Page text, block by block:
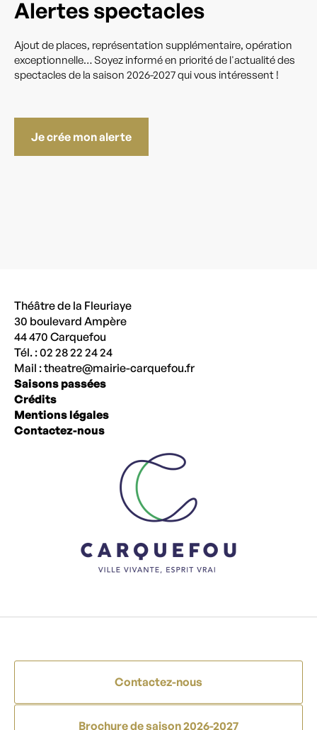
Alertes spectacles
Ajout de places, représentation supplémentaire, opération
exceptionnelle… Soyez informé en priorité de l'actualité des
spectacles de la saison 2026-2027 qui vous intéressent !
Je crée mon alerte
Théâtre de la Fleuriaye
30 boulevard Ampère
44 470 Carquefou
Tél. : 02 28 22 24 24
Mail :theatre@mairie-carquefou.fr
Saisons passées
Crédits
Mentions légales
Contactez-nous
Contactez-nous
Brochure de saison 2026-2027